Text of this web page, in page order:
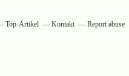
Top-Artikel Kontakt Report abuse